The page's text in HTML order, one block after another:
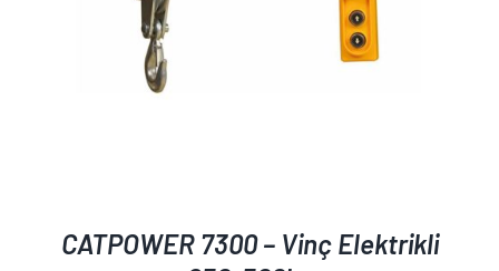
CATPOWER 7300 – Vinç Elektrikli